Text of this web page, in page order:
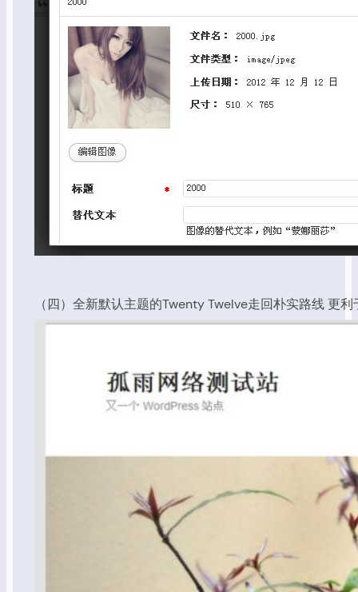
（四）全新默认主题的Twenty Twelve走回朴实路线 更